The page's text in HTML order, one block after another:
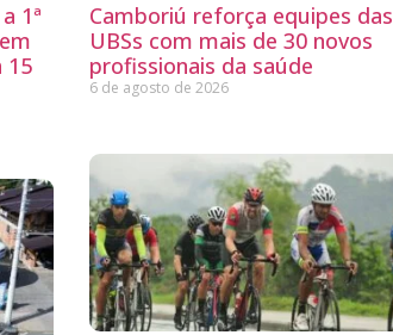
1ª
15
Camboriú reforça equipes das
UBSs com mais de 30 novos
profissionais da saúde
6 de agosto de 2026